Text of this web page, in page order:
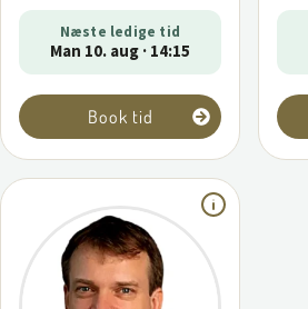
Næste ledige tid
Man 10. aug · 14:15
Book tid